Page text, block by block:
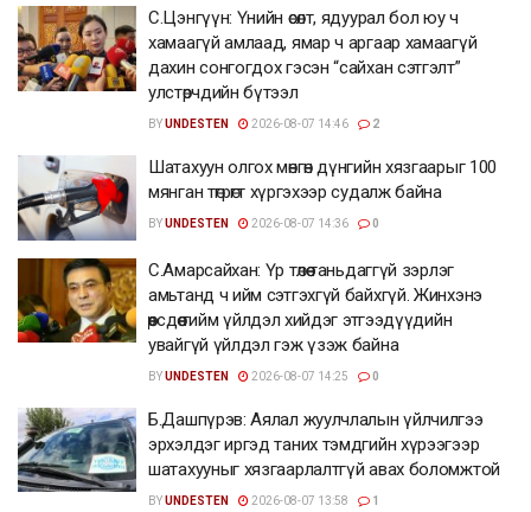
С.Цэнгүүн: Үнийн өсөлт, ядуурал бол юу ч
хамаагүй амлаад, ямар ч аргаар хамаагүй
дахин сонгогдох гэсэн “сайхан сэтгэлт”
улстөрчдийн бүтээл
BYUNDESTEN 2026-08-07 14:46 2
Шатахуун олгох мөнгөн дүнгийн хязгаарыг 100
мянган төгрөгт хүргэхээр судалж байна
BYUNDESTEN 2026-08-07 14:36 0
С.Амарсайхан: Үр төлөө таньдаггүй зэрлэг
амьтанд ч ийм сэтгэхгүй байхгүй. Жинхэнэ
өөрсдөө тийм үйлдэл хийдэг этгээдүүдийн
увайгүй үйлдэл гэж үзэж байна
BYUNDESTEN 2026-08-07 14:25 0
Б.Дашпүрэв: Аялал жуулчлалын үйлчилгээ
эрхэлдэг иргэд таних тэмдгийн хүрээгээр
шатахууныг хязгаарлалтгүй авах боломжтой
BYUNDESTEN 2026-08-07 13:58 1